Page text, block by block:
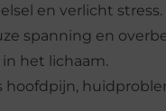
en verlicht stress.
spanning en
het lichaam.
hoofdpijn,